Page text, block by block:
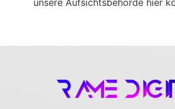
unsere Aufsichtsbehörde hier